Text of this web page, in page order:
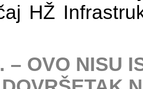
HŽ
– OVO NISU